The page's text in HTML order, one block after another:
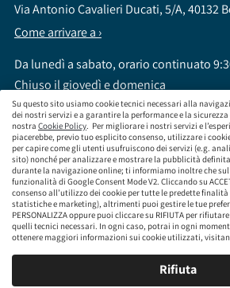
Su questo sito usiamo cookie tecnici necessari alla
dei nostri servizi e a garantire la performance e la
nostra Cookie Policy. Per migliorare i nostri servizi e
piacerebbe, previo tuo esplicito consenso, utilizzare i
per capire come gli utenti usufruiscono dei servizi (e.g.
sito) nonché per analizzare e mostrare la pubblicità
durante la navigazione online; ti informiamo inoltre che
funzionalità di Google Consent Mode V2. Cliccando su
consenso all’utilizzo dei cookie per tutte le predette finalità
statistiche e marketing), altrimenti puoi gestire le tue
PERSONALIZZA oppure puoi cliccare su RIFIUTA per
quelli tecnici necessari. In ogni caso, potrai in ogni
ottenere maggiori informazioni sui cookie utilizzati,
Rifiuta
Via Antonio Cavalieri Ducati, 5/A, 40132
Come arrivare a ›
Da lunedì a sabato, orario continuato
Chiuso il giovedì e domenica
brumbrum S.p.A a socio unico - CF / P.IVA 09323210964
Capitale Sociale: Euro
Sede Legale Via Leningrado 8, 20161
Società soggetta alla direzione e coordinamento
Società soggetta al controllo IVASS, consulta gli
www.servizi.ivass.it